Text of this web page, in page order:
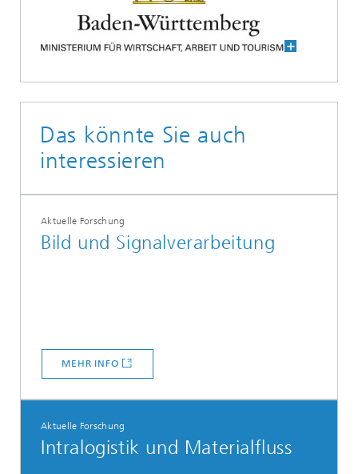
Das könnte Sie auch
interessieren
Aktuelle Forschung
Bild und Signalverarbeitung
MEHR INFO
Aktuelle Forschung
Intralogistik und Materialfluss